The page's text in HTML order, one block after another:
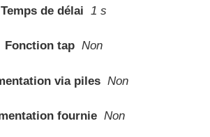
Temps de délai 1 s
Fonction tap Non
via piles Non
fournie Non